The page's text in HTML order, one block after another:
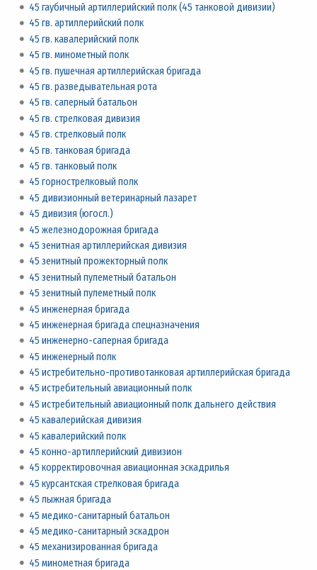
45 гаубичный артиллерийский полк (45 танковой дивизии)
45 гв. артиллерийский полк
45 гв. кавалерийский полк
45 гв. минометный полк
45 гв. пушечная артиллерийская бригада
45 гв. разведывательная рота
45 гв. саперный батальон
45 гв. стрелковая дивизия
45 гв. стрелковый полк
45 гв. танковая бригада
45 гв. танковый полк
45 горнострелковый полк
45 дивизионный ветеринарный лазарет
45 дивизия (югосл.)
45 железнодорожная бригада
45 зенитная артиллерийская дивизия
45 зенитный прожекторный полк
45 зенитный пулеметный батальон
45 зенитный пулеметный полк
45 инженерная бригада
45 инженерная бригада спецназначения
45 инженерно-саперная бригада
45 инженерный полк
45 истребительно-противотанковая артиллерийская бригада
45 истребительный авиационный полк
45 истребительный авиационный полк дальнего действия
45 кавалерийская дивизия
45 кавалерийский полк
45 конно-артиллерийский дивизион
45 корректировочная авиационная эскадрилья
45 курсантская стрелковая бригада
45 лыжная бригада
45 медико-санитарный батальон
45 медико-санитарный эскадрон
45 механизированная бригада
45 минометная бригада